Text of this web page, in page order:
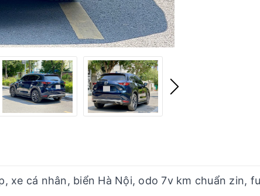
xe cá nhân, biển Hà Nội, odo 7v km chuẩn zin,